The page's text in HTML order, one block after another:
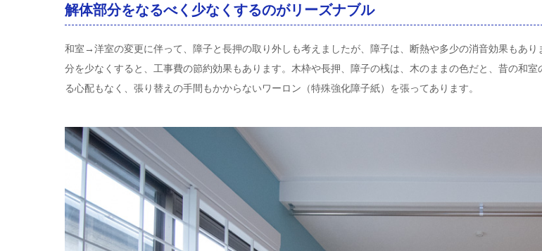
解体部分をなるべく少なくするのがリーズナブル
和室→洋室の変更に伴って、障子と長押の取り外しも考えましたが、障子は、断熱や多少の消音効果もあ
分を少なくすると、工事費の節約効果もあります。木枠や長押、障子の桟は、木のままの色だと、昔の和
る心配もなく、張り替えの手間もかからないワーロン（特殊強化障子紙）を張ってあります。